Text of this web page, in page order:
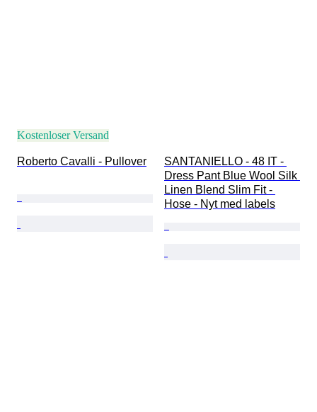
Kostenloser Versand
Roberto Cavalli - Pullover
SANTANIELLO - 48 IT -
Dress Pant Blue Wool Silk
Linen Blend Slim Fit -
Hose - Nyt med labels